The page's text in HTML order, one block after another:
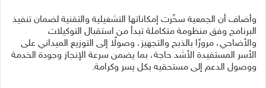
وأضاف أن الجمعية سخّرت إمكاناتها التشغيلية والتقنية لضمان تنفيذ
البرنامج وفق منظومة متكاملة تبدأ من استقبال التوكيلات
والأضاحي، مرورًا بالذبح والتجهيز، وصولًا إلى التوزيع الميداني على
الأسر المستفيدة الأشد حاجة، بما يضمن سرعة الإنجاز وجودة الخدمة
ووصول الدعم إلى مستحقيه بكل يسر وكرامة.